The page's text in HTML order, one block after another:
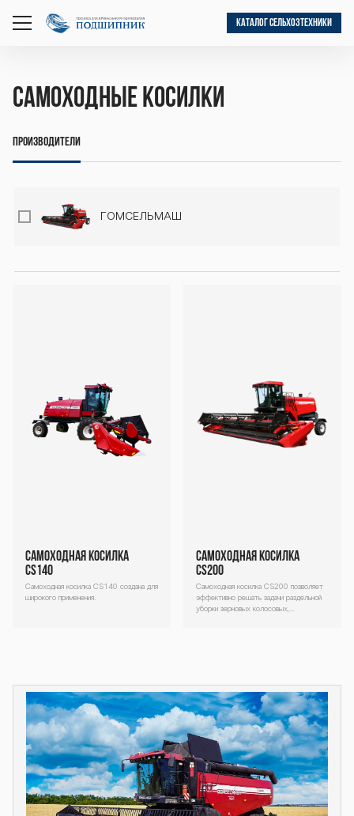
открыть
КАТАЛОГ СЕЛЬХОЗТЕХНИКИ
Самоходные косилки
Производители
ГОМСЕЛЬМАШ
Самоходная косилка
CS140
Самоходная косилка СS140 создана для
широкого применения.
Самоходная косилка
CS200
Самоходная косилка CS200 позволяет
эффективно решать задачи раздельной
уборки зерновых колосовых,